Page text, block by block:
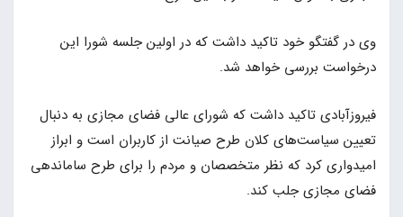
وی در گفتگو خود تاکید داشت که در اولین جلسه شورا این
درخواست بررسی خواهد شد.
فیروزآبادی تاکید داشت که شورای عالی فضای مجازی به دنبال
تعیین سیاست‌های کلان طرح صیانت از کاربران است و ابراز
امیدواری کرد که نظر متخصصان و مردم را برای طرح ساماندهی
فضای مجازی جلب کند.